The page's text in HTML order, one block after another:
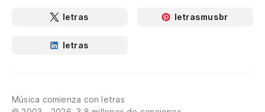
letras letrasmusbr
letras
Música comienza con letras